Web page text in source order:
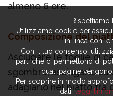
almeno 6 ore.
Composizione del
Asciugare le foglie di
sgombro, asciugarlo
adagiarlo nel piatto tra
Rispettiamo
Utilizziamo cookie per
in linea con le
Con il tuo consenso,
parti che ci permettono di
quali pagine
Per scoprire in modo
dati,leggi